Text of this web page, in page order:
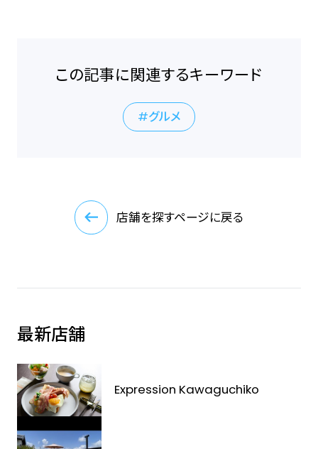
この記事に関連するキーワード
グルメ
店舗を探すページに戻る
最新店舗
Expression Kawaguchiko